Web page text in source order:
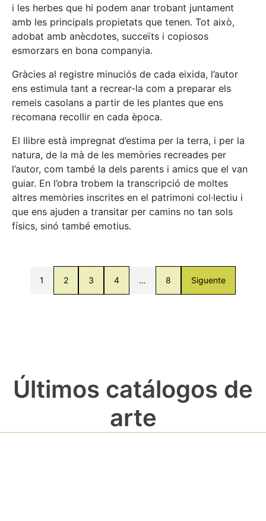
i les herbes que hi podem anar trobant juntament
amb les principals propietats que tenen. Tot això,
adobat amb anècdotes, succeïts i copiosos
esmorzars en bona companyia.
Gràcies al registre minuciós de cada eixida, l’autor
ens estimula tant a recrear-la com a preparar els
remeis casolans a partir de les plantes que ens
recomana recollir en cada època.
El llibre està impregnat d’estima per la terra, i per la
natura, de la mà de les memòries recreades per
l’autor, com també la dels parents i amics que el van
guiar. En l’obra trobem la transcripció de moltes
altres memòries inscrites en el patrimoni col·lectiu i
que ens ajuden a transitar per camins no tan sols
físics, sinó també emotius.
1 2 3 4 … 8 Siguente
Últimos catálogos de
arte